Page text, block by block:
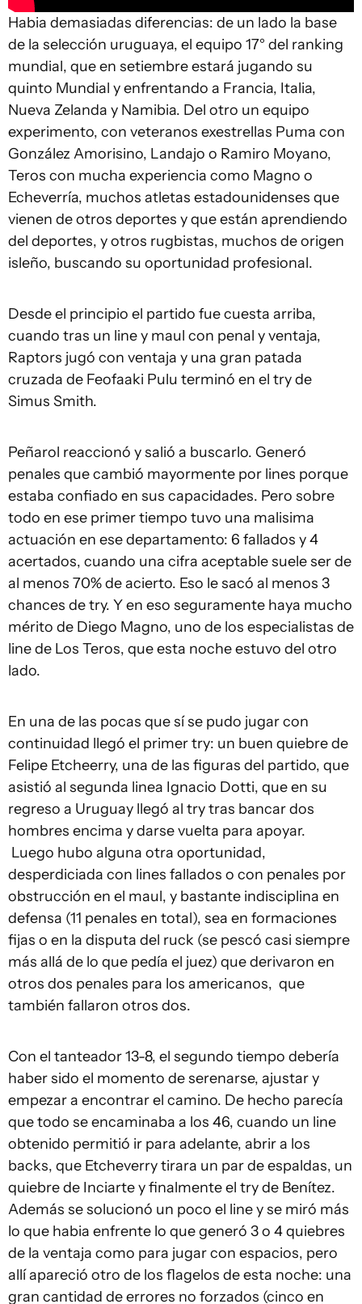
Habia demasiadas diferencias: de un lado la base
de la selección uruguaya, el equipo 17° del ranking
mundial, que en setiembre estará jugando su
quinto Mundial y enfrentando a Francia, Italia,
Nueva Zelanda y Namibia. Del otro un equipo
experimento, con veteranos exestrellas Puma con
González Amorisino, Landajo o Ramiro Moyano,
Teros con mucha experiencia como Magno o
Echeverría, muchos atletas estadounidenses que
vienen de otros deportes y que están aprendiendo
del deportes, y otros rugbistas, muchos de origen
isleño, buscando su oportunidad profesional.
Desde el principio el partido fue cuesta arriba,
cuando tras un line y maul con penal y ventaja,
Raptors jugó con ventaja y una gran patada
cruzada de Feofaaki Pulu terminó en el try de
Simus Smith.
Peñarol reaccionó y salió a buscarlo. Generó
penales que cambió mayormente por lines porque
estaba confiado en sus capacidades. Pero sobre
todo en ese primer tiempo tuvo una malisima
actuación en ese departamento: 6 fallados y 4
acertados, cuando una cifra aceptable suele ser de
al menos 70% de acierto. Eso le sacó al menos 3
chances de try. Y en eso seguramente haya mucho
mérito de Diego Magno, uno de los especialistas de
line de Los Teros, que esta noche estuvo del otro
lado.
En una de las pocas que sí se pudo jugar con
continuidad llegó el primer try: un buen quiebre de
Felipe Etcheerry, una de las figuras del partido, que
asistió al segunda linea Ignacio Dotti, que en su
regreso a Uruguay llegó al try tras bancar dos
hombres encima y darse vuelta para apoyar.
Luego hubo alguna otra oportunidad,
desperdiciada con lines fallados o con penales por
obstrucción en el maul, y bastante indisciplina en
defensa (11 penales en total), sea en formaciones
fijas o en la disputa del ruck (se pescó casi siempre
más allá de lo que pedía el juez) que derivaron en
otros dos penales para los americanos, que
también fallaron otros dos.
Con el tanteador 13-8, el segundo tiempo debería
haber sido el momento de serenarse, ajustar y
empezar a encontrar el camino. De hecho parecía
que todo se encaminaba a los 46, cuando un line
obtenido permitió ir para adelante, abrir a los
backs, que Etcheverry tirara un par de espaldas, un
quiebre de Inciarte y finalmente el try de Benítez.
Además se solucionó un poco el line y se miró más
lo que habia enfrente lo que generó 3 o 4 quiebres
de la ventaja como para jugar con espacios, pero
allí apareció otro de los flagelos de esta noche: una
gran cantidad de errores no forzados (cinco en